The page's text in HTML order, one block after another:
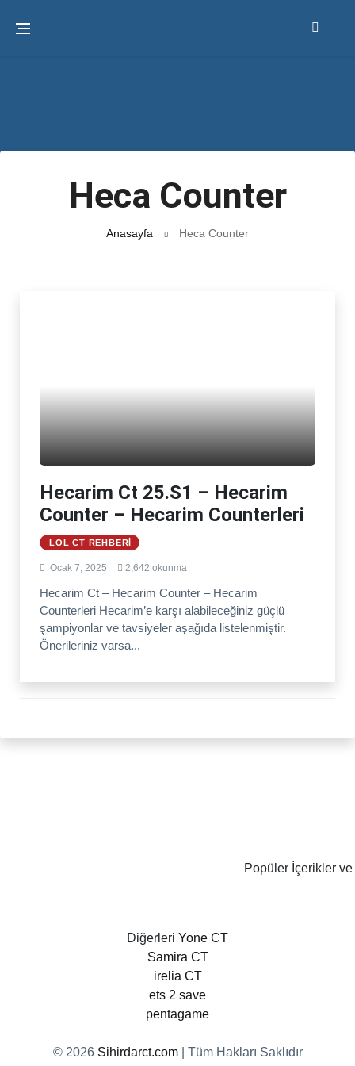
Heca Counter
Anasayfa Heca Counter
Hecarim Ct 25.S1 – Hecarim
Counter – Hecarim Counterleri
LOL CT REHBERI
Ocak 7, 2025 2,642 okunma
Hecarim Ct – Hecarim Counter – Hecarim
Counterleri Hecarim’e karşı alabileceğiniz güçlü
şampiyonlar ve tavsiyeler aşağıda listelenmiştir.
Önerileriniz varsa...
Popüler İçerikler ve
Diğerleri Yone CT
Samira CT
irelia CT
ets 2 save
pentagame
© 2026 Sihirdarct.com| Tüm Hakları Saklıdır